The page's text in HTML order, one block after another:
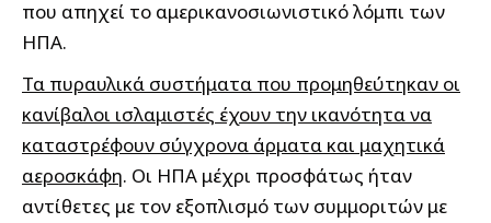
που απηχεί το αμερικανοσιωνιστικό λόμπι των
ΗΠΑ.
Τα πυραυλικά συστήματα που προμηθεύτηκαν οι
κανίβαλοι ισλαμιστές έχουν την ικανότητα να
καταστρέφουν σύγχρονα άρματα και μαχητικά
αεροσκάφη. Οι ΗΠΑ μέχρι προσφάτως ήταν
αντίθετες με τον εξοπλισμό των συμμοριτών με